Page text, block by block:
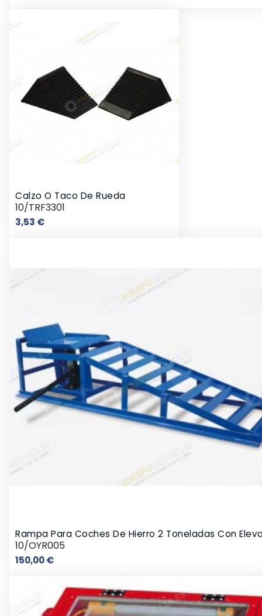
Calzo O Taco De Rueda
10/TRF3301
3,53 €Precio
Rampa Para Coches De Hierro 2 Toneladas Con
10/OYR005
150,00 €Precio